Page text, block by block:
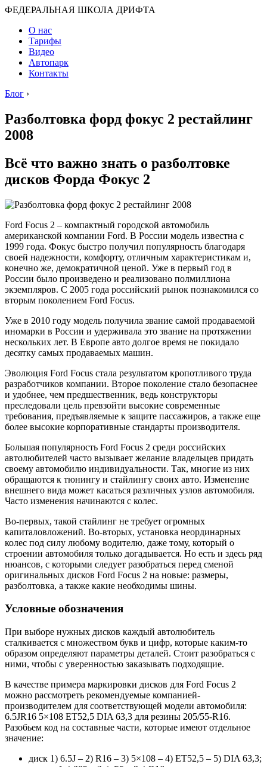
ФЕДЕРАЛЬНАЯ ШКОЛА ДРИФТА
О нас
Тарифы
Видео
Автопарк
Контакты
Блог ›
Разболтовка форд фокус 2 рестайлинг
2008
Всё что важно знать о разболтовке
дисков Форда Фокус 2
Ford Focus 2 – компактный городской автомобиль
американской компании Ford. В России модель известна с
1999 года. Фокус быстро получил популярность благодаря
своей надежности, комфорту, отличным характеристикам и,
конечно же, демократичной ценой. Уже в первый год в
России было произведено и реализовано полмиллиона
экземпляров. С 2005 года российский рынок познакомился со
вторым поколением Ford Focus.
Уже в 2010 году модель получила звание самой продаваемой
иномарки в России и удерживала это звание на протяжении
нескольких лет. В Европе авто долгое время не покидало
десятку самых продаваемых машин.
Эволюция Ford Focus стала результатом кропотливого труда
разработчиков компании. Второе поколение стало безопаснее
и удобнее, чем предшественник, ведь конструкторы
преследовали цель превзойти высокие современные
требования, предъявляемые к защите пассажиров, а также еще
более высокие корпоративные стандарты производителя.
Большая популярность Ford Focus 2 среди российских
автолюбителей часто вызывает желание владельцев придать
своему автомобилю индивидуальности. Так, многие из них
обращаются к тюнингу и стайлингу своих авто. Изменение
внешнего вида может касаться различных узлов автомобиля.
Часто изменения начинаются с колес.
Во-первых, такой стайлинг не требует огромных
капиталовложений. Во-вторых, установка неординарных
колес под силу любому водителю, даже тому, который о
строении автомобиля только догадывается. Но есть и здесь ряд
нюансов, с которыми следует разобраться перед сменой
оригинальных дисков Ford Focus 2 на новые: размеры,
разболтовка, а также какие необходимы шины.
Условные обозначения
При выборе нужных дисков каждый автолюбитель
сталкивается с множеством букв и цифр, которые каким-то
образом определяют параметры деталей. Стоит разобраться с
ними, чтобы с уверенностью заказывать подходящие.
В качестве примера маркировки дисков для Ford Focus 2
можно рассмотреть рекомендуемые компанией-
производителем для соответствующей модели автомобиля:
6.5JR16 5×108 ET52,5 DIA 63,3 для резины 205/55-R16.
Разобьем код на составные части, которые имеют отдельное
значение:
диск 1) 6.5J – 2) R16 – 3) 5×108 – 4) ET52,5 – 5) DIA 63,3;